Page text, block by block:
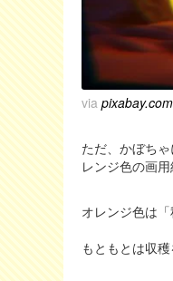
via pixabay.com
ただ、かぼち
レンジ色の画
オレンジ色は
もともとは収